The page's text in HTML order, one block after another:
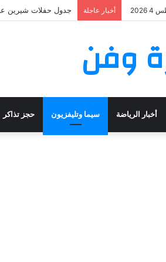
أخبار عاجلة جدول حفلات شيرين عبد الوهاب 2026: تعرف على مواعيد
وفن
أخبار الرياضة سيما وتليفزيون حجز تذاكر